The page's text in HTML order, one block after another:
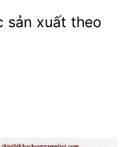
sản xuất theo